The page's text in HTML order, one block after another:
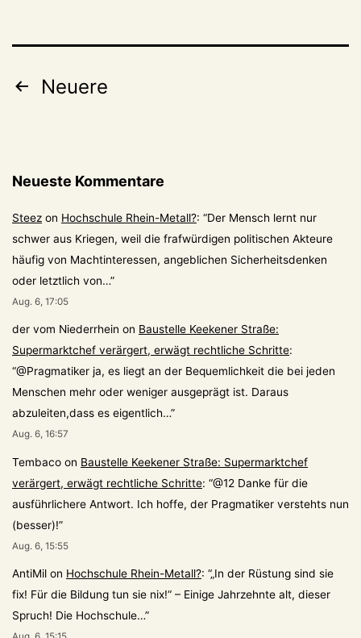
Seitennummerierung
Neuere
Neueste Kommentare
Steez on Hochschule Rhein-Metall?: “Der Mensch lernt nur
schwer aus Kriegen, weil die frafwürdigen politischen Akteure
häufig von Machtinteressen, angeblichen Sicherheitsdenken
oder letztlich von…”
Aug. 6, 17:05
der vom Niederrhein on Baustelle Keekener Straße:
Supermarktchef verärgert, erwägt rechtliche Schritte:
“@Pragmatiker ja, es liegt an der Bequemlichkeit die bei jeden
Menschen mehr oder weniger ausgeprägt ist. Daraus
abzuleiten,dass es eigentlich…”
Aug. 6, 16:57
Tembaco on Baustelle Keekener Straße: Supermarktchef
verärgert, erwägt rechtliche Schritte: “@12 Danke für die
ausführlichere Antwort. Ich hoffe, der Pragmatiker verstehts nun
(besser)!”
Aug. 6, 15:55
AntiMil on Hochschule Rhein-Metall?: “„In der Rüstung sind sie
fix! Für die Bildung tun sie nix!“ – Einige Jahrzehnte alt, dieser
Spruch! Die Hochschule…”